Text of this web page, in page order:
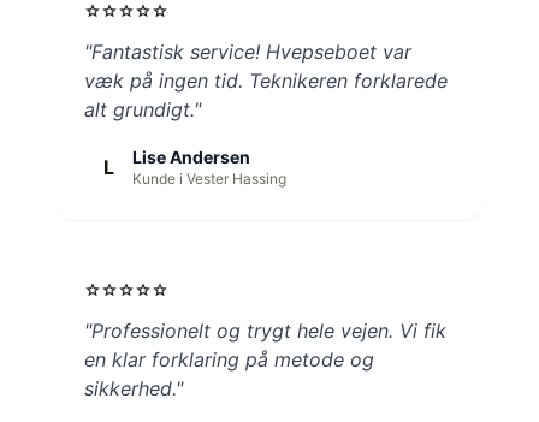
starstarstarstarstar
"Fantastisk service! Hvepseboet var
væk på ingen tid. Teknikeren forklarede
alt grundigt."
L Lise Andersen
Kunde i Vester Hassing
starstarstarstarstar
"Professionelt og trygt hele vejen. Vi fik
en klar forklaring på metode og
sikkerhed."